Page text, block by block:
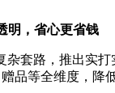
明，省心更省钱
杂套路，推出实
品等全维度，降